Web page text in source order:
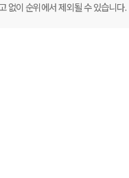
없이 순위에서 제외될 수 있습니다.